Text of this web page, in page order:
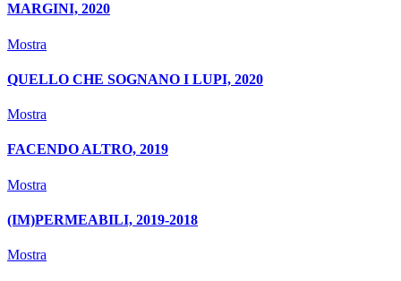
MARGINI, 2020
Mostra
QUELLO CHE SOGNANO I LUPI, 2020
Mostra
FACENDO ALTRO, 2019
Mostra
(IM)PERMEABILI, 2019-2018
Mostra